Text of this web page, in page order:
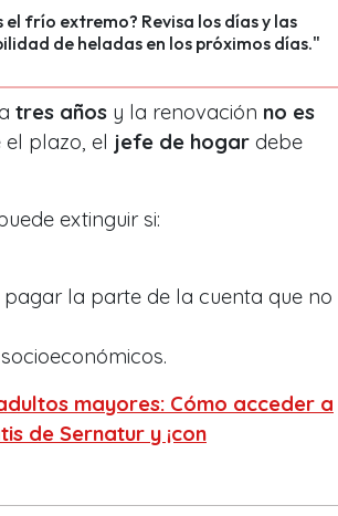
frío extremo? Revisa los días y las
de heladas en los próximos días."
tres años y la renovación no es
plazo, el jefe de hogar debe
extinguir si:
pagar la parte de la cuenta que no
mayores: Cómo acceder a
de Sernatur y ¡con